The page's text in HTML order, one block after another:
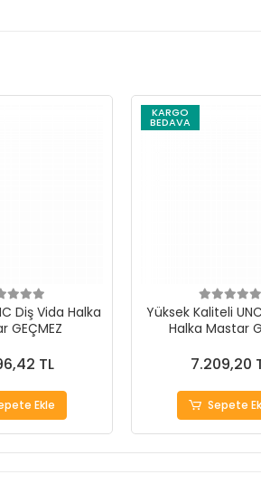
Diş Vida Halka
GEÇMEZ
TL
Ekle
KARGO
BEDAVA
Yüksek Kaliteli
Halka Mastar
7.209,20
Sepete